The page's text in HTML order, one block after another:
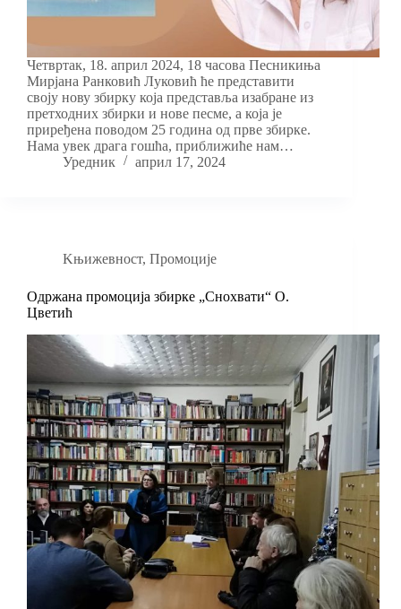
Четвртак, 18. април 2024, 18 часова Песникиња
Мирјана Ранковић Луковић ће представити
своју нову збирку која представља изабране из
претходних збирки и нове песме, а која је
приређена поводом 25 година од прве збирке.
Нама увек драга гошћа, приближиће нам…
Уредник
април 17, 2024
Kњижевност, Промоције
Oдржана промоција збирке „Снохвати“ О.
Цветић